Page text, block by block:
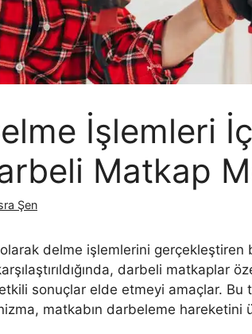
İşlemleri
Matkap
Şen
delme işlemlerini gerçekleştiren
darbeli matkaplar
sonuçlar elde etmeyi amaçlar. Bu
matkabın darbeleme hareketini